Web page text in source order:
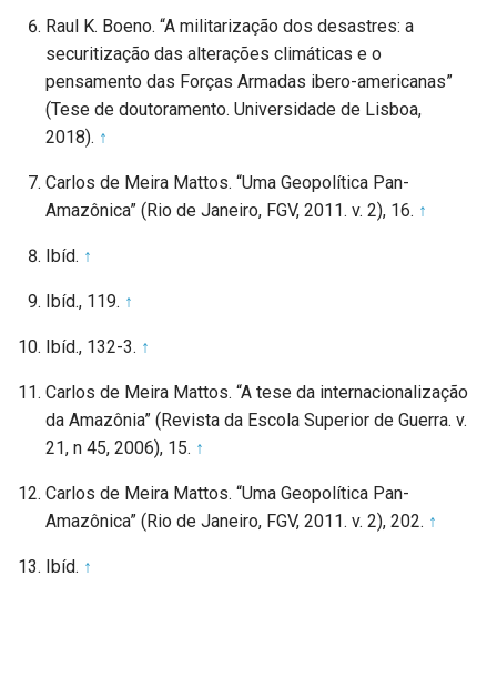
Raul K. Boeno. “A militarização dos desastres: a
securitização das alterações climáticas e o
pensamento das Forças Armadas ibero-americanas”
(Tese de doutoramento. Universidade de Lisboa,
2018). ↑
Carlos de Meira Mattos. “Uma Geopolítica Pan-
Amazônica” (Rio de Janeiro, FGV, 2011. v. 2), 16. ↑
Ibíd. ↑
Ibíd., 119. ↑
Ibíd., 132-3. ↑
Carlos de Meira Mattos. “A tese da internacionalização
da Amazônia” (Revista da Escola Superior de Guerra. v.
21, n 45, 2006), 15. ↑
Carlos de Meira Mattos. “Uma Geopolítica Pan-
Amazônica” (Rio de Janeiro, FGV, 2011. v. 2), 202. ↑
Ibíd. ↑